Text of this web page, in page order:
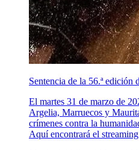
Sentencia de la 56.ª edición
El martes 31 de marzo de
Argelia, Marruecos y
crímenes contra la
Aquí encontrará el